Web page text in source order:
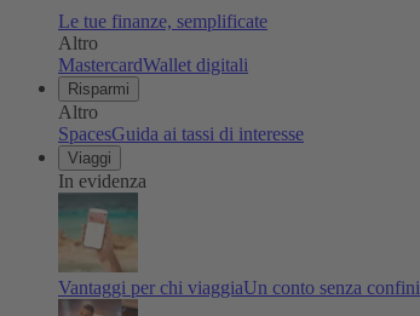
Le tue finanze, semplificate
Altro
MastercardWallet digitali
Risparmi
Altro
SpacesGuida ai tassi di interesse
Viaggi
In evidenza
Vantaggi per chi viaggiaUn conto senza confini